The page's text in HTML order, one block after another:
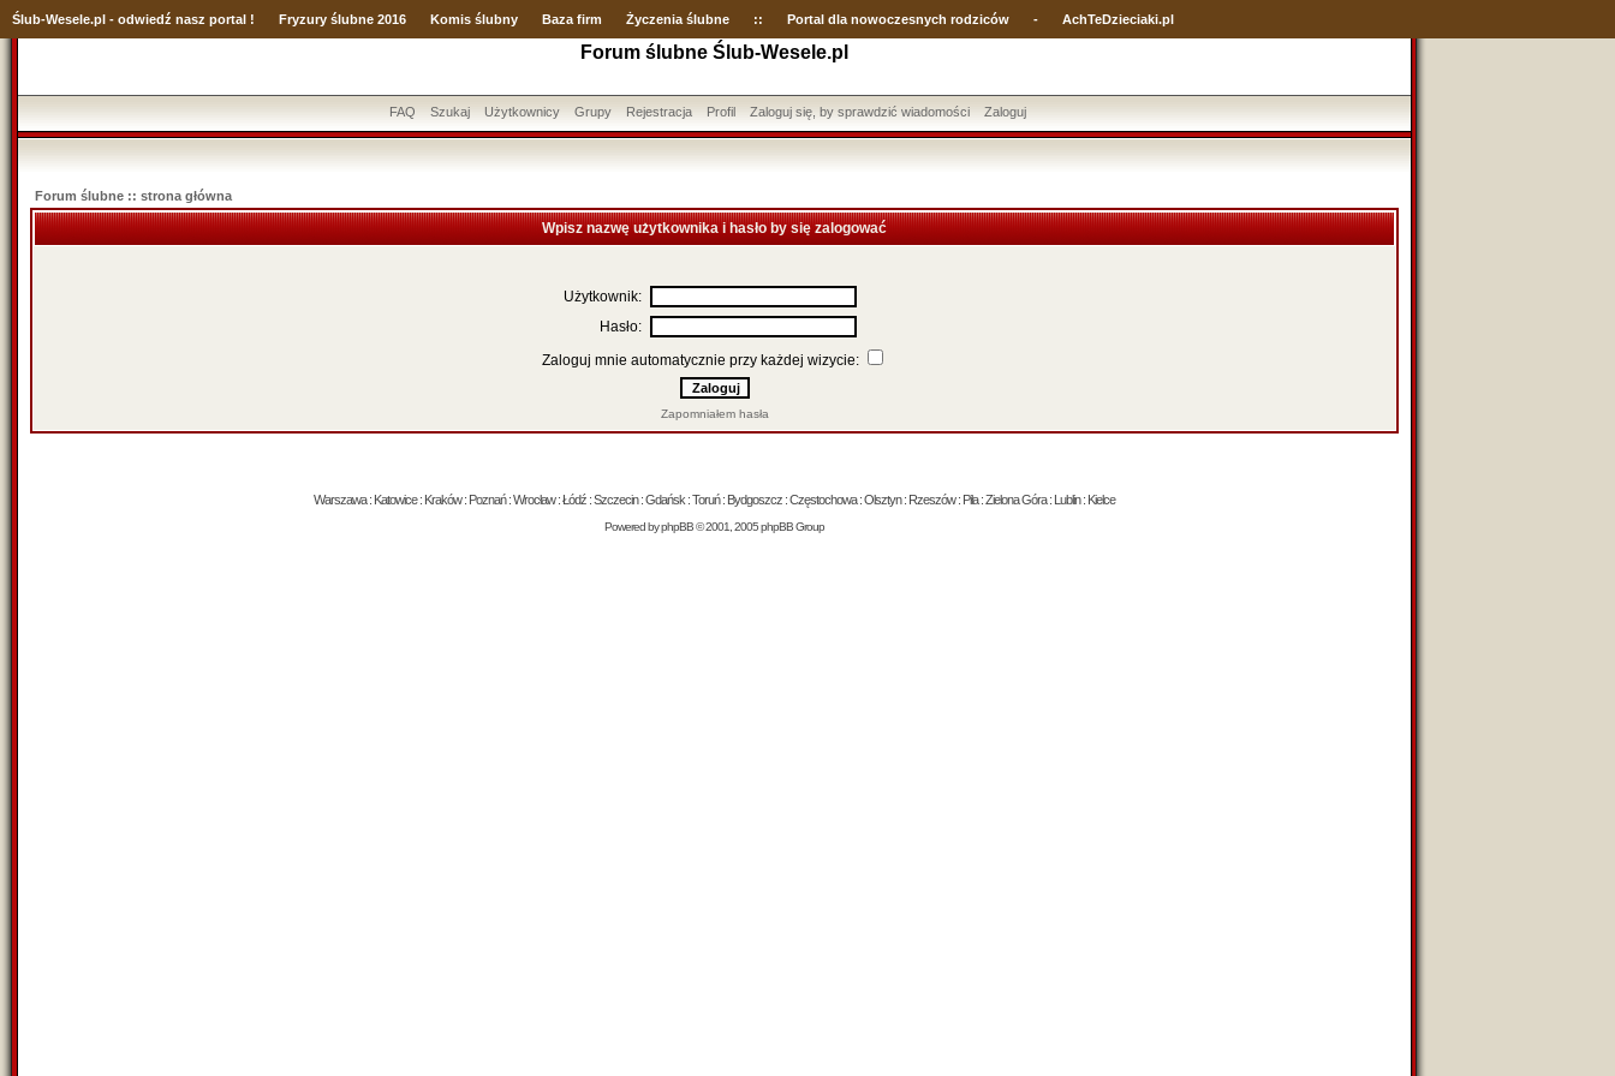
Ślub-Wesele.pl - odwiedź nasz portal ! Fryzury ślubne 2016 Komis ślubny Baza firm Życzenia ślubne :: Portal dla nowoczesnych rodziców - AchTeDzieciaki.pl
Forum ślubne Ślub-Wesele.pl
FAQ Szukaj Użytkownicy Grupy Rejestracja Profil Zaloguj się, by sprawdzić wiadomości Zaloguj
Forum ślubne :: strona główna
Wpisz nazwę użytkownika i hasło by się zalogować
Użytkownik:
Hasło:
Zaloguj mnie automatycznie przy każdej wizycie:
Zapomniałem hasła
Warszawa : Katowice : Kraków : Poznań : Wrocław : Łódź : Szczecin : Gdańsk : Toruń : Bydgoszcz : Częstochowa : Olsztyn : Rzeszów : Piła : Zielona Góra : Lublin : Kielce
Powered byphpBB© 2001, 2005 phpBB Group